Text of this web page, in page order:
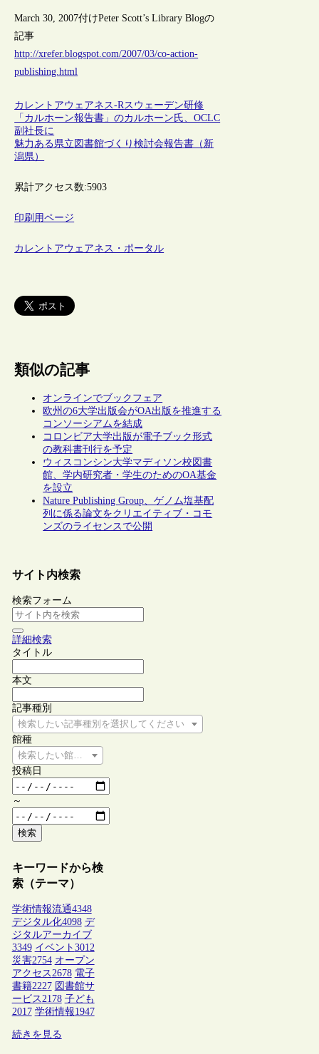
March 30, 2007付けPeter Scott’s Library Blogの
記事
http://xrefer.blogspot.com/2007/03/co-action-
publishing.html
カレントアウェアネス-R スウェーデン研修
「カルホーン報告書」のカルホーン氏、OCLC
副社長に
魅力ある県立図書館づくり検討会報告書（新
潟県）
累計アクセス数:5903
印刷用ページ
カレントアウェアネス・ポータル
類似の記事
オンラインでブックフェア
欧州の6大学出版会がOA出版を推進する
コンソーシアムを結成
コロンビア大学出版が電子ブック形式
の教科書刊行を予定
ウィスコンシン大学マディソン校図書
館、学内研究者・学生のためのOA基金
を設立
Nature Publishing Group、ゲノム塩基配
列に係る論文をクリエイティブ・コモ
ンズのライセンスで公開
サイト内検索
検索フォーム
詳細検索
タイトル
本文
記事種別
検索したい記事種別を選択してください
館種
検索したい館種を選択してください
投稿日
～
検索
キーワードから検
索（テーマ）
学術情報流通4348
デジタル化4098 デ
ジタルアーカイブ
3349 イベント 3012
災害2754 オープン
アクセス2678 電子
書籍2227 図書館サ
ービス2178 子ども
2017 学術情報1947
続きを見る